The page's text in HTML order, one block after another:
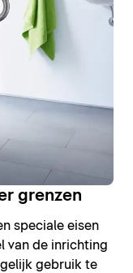
grenzen
speciale eisen
van de inrichting
gebruik te